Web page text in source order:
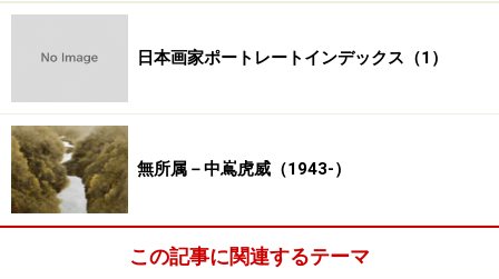
日本画家ポートレートインデックス（1）
無所属－中嶌虎威（1943-）
この記事に関連するテーマ